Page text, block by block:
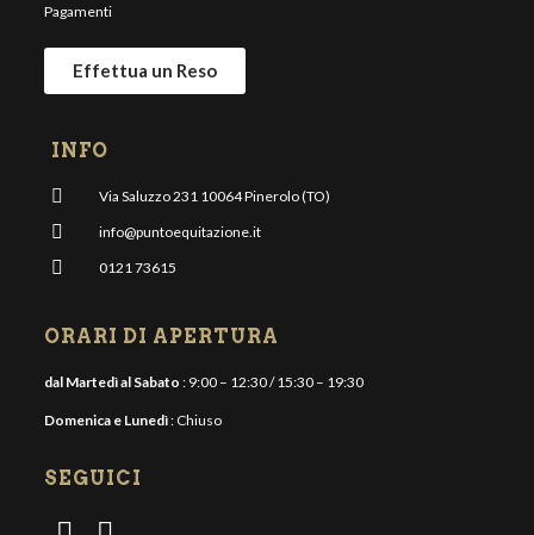
Pagamenti
Effettua un Reso
INFO
Via Saluzzo 231 10064 Pinerolo (TO)
info@puntoequitazione.it
0121 73615
ORARI DI APERTURA
dal Martedì al Sabato : 9:00 – 12:30 / 15:30 – 19:30
Domenica e Lunedì: Chiuso
SEGUICI